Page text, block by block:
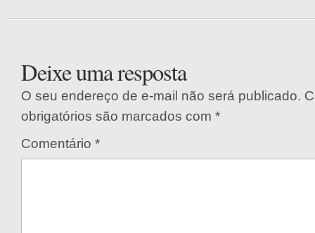
Deixe uma resposta
O seu endereço de e-mail não será publicado.
obrigatórios são marcados com *
Comentário *